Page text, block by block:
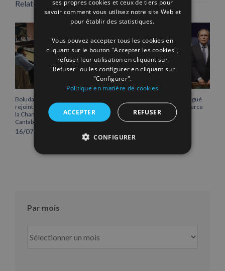
Related Posts
Boluda Corporación Marítima
rejoint l’Assemblée plénière de
la Chambre de commerce de
Cantabrie
16/07/2026
Vicente Boluda Fos distingué
par la Chambre de commerce
de Séville.
12/06/2026
Par mois
mois
FRENCH
ses propres cookies et ceux de tiers pour
savoir comment vous utilisez notre site Web et
pour établir des statistiques.
Vous pouvez accepter tous les cookies en
cliquant sur le bouton "Accepter les cookies",
refuser leur utilisation en cliquant sur
"Refuser" ou les configurer en cliquant sur
"Configurer".
Politique en matière de cookies
ACCEPTER REFUSER
CONFIGURER